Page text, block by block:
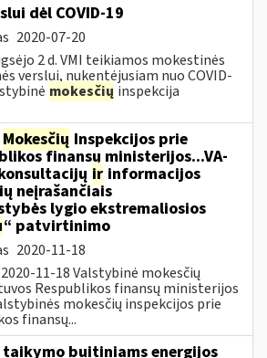
dėl COVID-19
2020-07-20
2 d. VMI teikiamos mokestinės
verslui, nukentėjusiam nuo COVID-
mokesčių inspekcija
Mokesčių Inspekcijos prie
finansų ministerijos...VA-
ir informacijos
neįrašančiais
lygio ekstremaliosios
“ patvirtinimo
2020-11-18
11-18 Valstybinė mokesčių
Respublikos finansų ministerijos
mokesčių inspekcijos prie
finansų...
taikymo buitiniams energijos